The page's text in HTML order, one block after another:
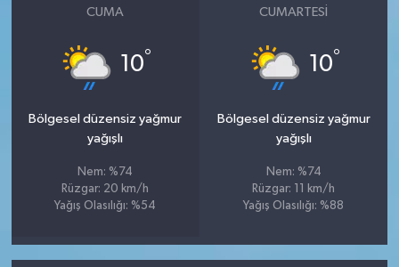
CUMA
10°
Bölgesel düzensiz yağmur
yağışlı
Nem: %74
Rüzgar: 20 km/h
Yağış Olasılığı: %54
CUMARTESI
10°
Bölgesel düzensiz yağmur
yağışlı
Nem: %74
Rüzgar: 11 km/h
Yağış Olasılığı: %88